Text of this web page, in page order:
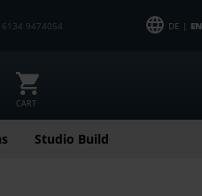
6134 9474054 DE | EN
CART
Studio Build